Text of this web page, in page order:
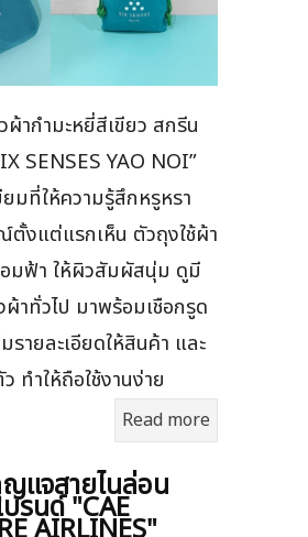
ากำมะหยี่สีเขียว สกรีน
SENSES YAO NOI”
มที่ให้ความรู้สึกหรูหรา
ตั้งแต่แรกเห็น ตัวถุงใช้ผ้า
อมฟ้า ให้ผิวสัมผัสนุ่ม ดูมี
าทั่วไป มาพร้อมเชือกรูด
รายละเอียดให้สินค้า และ
ทำให้ถือใช้งานง่าย
Read more
แจสายไนล่อน
รนด์ "CAE